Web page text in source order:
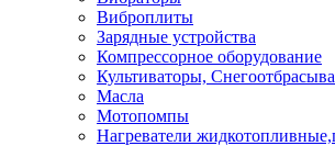
Виброплиты
Зарядные устройства
Компрессорное оборудование
Культиваторы,
Масла
Мотопомпы
Нагреватели